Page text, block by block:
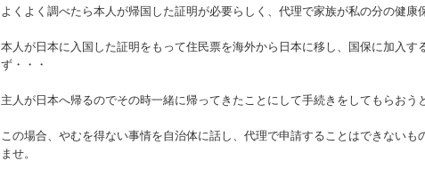
よくよく調べたら本人が帰国した証明が必要らしく、代理で家族が私の分の健康
本人が日本に入国した証明をもって住民票を海外から日本に移し、国保に加入
ず・・・
主人が日本へ帰るのでその時一緒に帰ってきたことにして手続きをしてもらおう
この場合、やむを得ない事情を自治体に話し、代理で申請することはできない
ませ。